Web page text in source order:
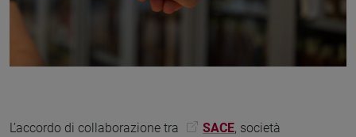
L’accordo di collaborazione tra SACE, società